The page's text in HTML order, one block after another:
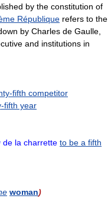
by the constitution of
République refers to the
by Charles de Gaulle,
and institutions in
fifth competitor
fifth year
de la charrette to be a fifth
woman)